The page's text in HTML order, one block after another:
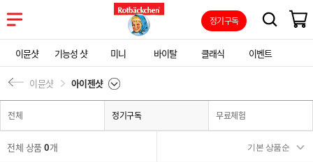
정기구독
이뮨샷 기능성 샷 미니 바이탈 클래식 이벤트
이뮨샷 아이젠샷
전체 정기구독 무료체험
전체 상품0개